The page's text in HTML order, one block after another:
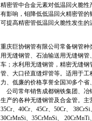
精密管中合金元素对低温回火脆
有影响，钼降低低温回火精密管
可提高精密管低温回火脆性发生的
重庆巨协钢管有限公司常备钢管
用无缝钢管、石油输送用无缝钢
车；水利用无缝钢管，精密无缝
管、大口径直缝焊管等。适用于
力、低廉的价格享誉全国30多个
公司常年销售成都钢铁集团、冶
生产的各种无缝钢管及合金管。主
35Cr、40Cr、45Cr、50Cr、
30CrMnSi、35CrMnSi、